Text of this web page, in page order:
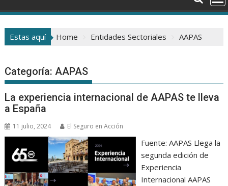
Estas aquí Home Entidades Sectoriales AAPAS
Categoría:AAPAS
La experiencia internacional de AAPAS te lleva
a España
11 julio, 2024 El Seguro en Acción
Fuente: AAPAS Llega la
segunda edición de
Experiencia
Internacional AAPAS